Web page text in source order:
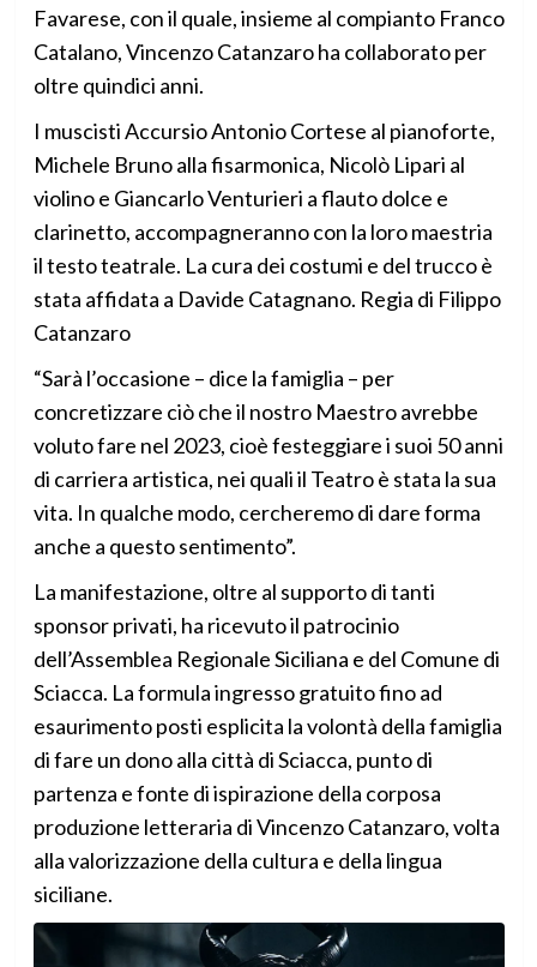
Favarese, con il quale, insieme al compianto Franco
Catalano, Vincenzo Catanzaro ha collaborato per
oltre quindici anni.
I muscisti Accursio Antonio Cortese al pianoforte,
Michele Bruno alla fisarmonica, Nicolò Lipari al
violino e Giancarlo Venturieri a flauto dolce e
clarinetto, accompagneranno con la loro maestria
il testo teatrale. La cura dei costumi e del trucco è
stata affidata a Davide Catagnano. Regia di Filippo
Catanzaro
“Sarà l’occasione – dice la famiglia – per
concretizzare ciò che il nostro Maestro avrebbe
voluto fare nel 2023, cioè festeggiare i suoi 50 anni
di carriera artistica, nei quali il Teatro è stata la sua
vita. In qualche modo, cercheremo di dare forma
anche a questo sentimento”.
La manifestazione, oltre al supporto di tanti
sponsor privati, ha ricevuto il patrocinio
dell’Assemblea Regionale Siciliana e del Comune di
Sciacca. La formula ingresso gratuito fino ad
esaurimento posti esplicita la volontà della famiglia
di fare un dono alla città di Sciacca, punto di
partenza e fonte di ispirazione della corposa
produzione letteraria di Vincenzo Catanzaro, volta
alla valorizzazione della cultura e della lingua
siciliane.